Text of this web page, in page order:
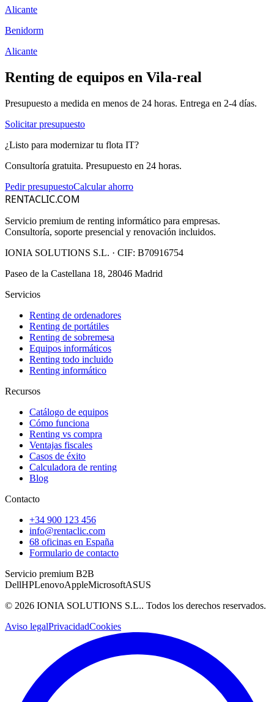
Alicante
Benidorm
Alicante
Renting de equipos en Vila-real
Presupuesto a medida en menos de 24 horas. Entrega en 2-4 días.
Solicitar presupuesto
¿Listo para modernizar tu flota IT?
Consultoría gratuita. Presupuesto en 24 horas.
Pedir presupuestoCalcular ahorro
RENTACLIC.COM
Servicio premium de renting informático para empresas.
Consultoría, soporte presencial y renovación incluidos.
IONIA SOLUTIONS S.L. · CIF: B70916754
Paseo de la Castellana 18, 28046 Madrid
Servicios
Renting de ordenadores
Renting de portátiles
Renting de sobremesa
Equipos informáticos
Renting todo incluido
Renting informático
Recursos
Catálogo de equipos
Cómo funciona
Renting vs compra
Ventajas fiscales
Casos de éxito
Calculadora de renting
Blog
Contacto
+34 900 123 456
info@rentaclic.com
68 oficinas en España
Formulario de contacto
Servicio premium B2B
DellHPLenovoAppleMicrosoftASUS
© 2026 IONIA SOLUTIONS S.L.. Todos los derechos reservados.
Aviso legalPrivacidadCookies